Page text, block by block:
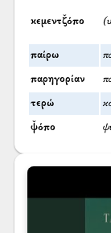
κεμεντζ̌όπο
παίρω
παρηγορίαν
τερώ
ψ̌όπο